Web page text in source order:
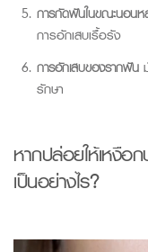
การกัดฟันในขณะนอน
การอักเสบเรื้อรัง
การอักเสบของรากฟัน
รักษา
หากปล่อยให้เหงือ
เป็นอย่างไร?